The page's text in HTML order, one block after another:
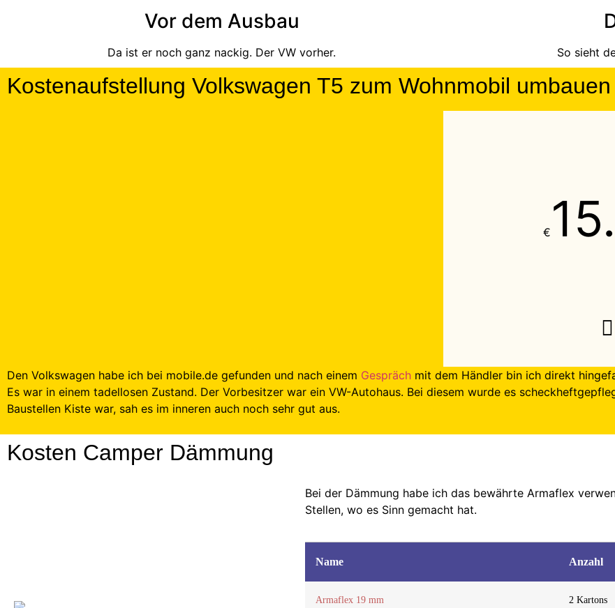
Vor dem Ausbau
Da ist er noch ganz nackig. Der VW vorher. So sieht
Kostenaufstellung Volkswagen T5 zum Wohnmobil umbauen
€
Den Volkswagen habe ich bei mobile.de gefunden und nach einem Gespräch mit dem Händler bin ich direkt
Es war in einem tadellosen Zustand. Der Vorbesitzer war ein VW-Autohaus. Bei diesem wurde es
Baustellen Kiste war, sah es im inneren auch noch sehr gut aus.
Kosten Camper Dämmung
Bei der Dämmung habe ich das bewährte Armaflex
Stellen, wo es Sinn gemacht hat.
Name Anzahl
Armaflex 19 mm 2 Kartons